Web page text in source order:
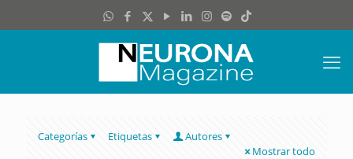
Categorías Etiquetas
Autores
Mostrar todo